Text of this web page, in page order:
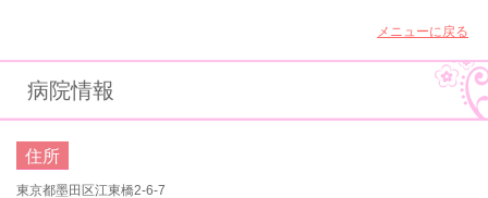
メニューに戻る
病院情報
住所
東京都墨田区江東橋2-6-7